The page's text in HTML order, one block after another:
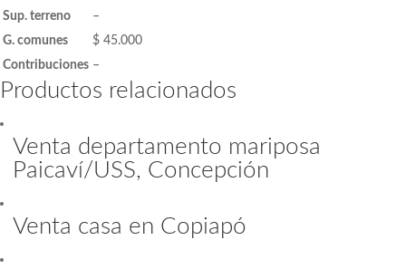
Sup. terreno
–
G. comunes
$ 45.000
Contribuciones –
Productos relacionados
Venta departamento mariposa
Paicaví/USS, Concepción
Venta casa en Copiapó